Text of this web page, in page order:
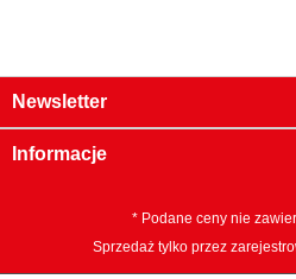
Newsletter
Informacje
* Podane ceny nie
Sprzedaż tylko przez